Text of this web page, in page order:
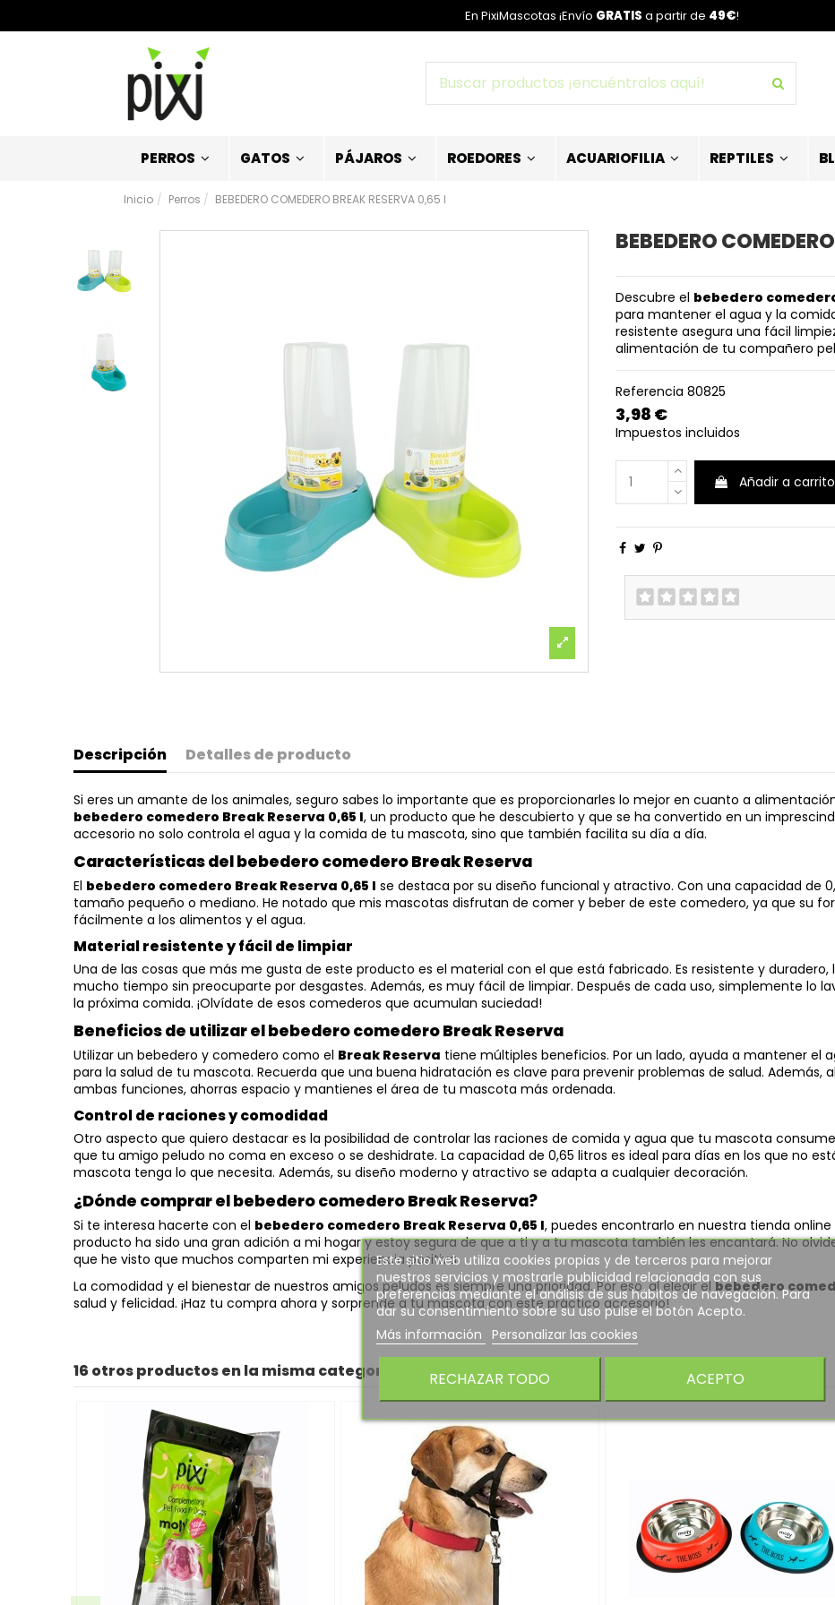
En PixiMascotas ¡Envío GRATIS a partir de 49€!
PERROS GATOS PÁJAROS ROEDORES ACUARIOFILIA REPTILES
Inicio Perros BEBEDERO COMEDERO BREAK RESERVA 0,65 l
BEBEDERO
Descubre el bebedero
para mantener el agua y la
resistente asegura una fácil
alimentación de tu compañero
Referencia 80825
3,98 €
Impuestos incluidos
Añadir a carrito
Descripción Detalles de producto
Si eres un amante de los animales, seguro sabes lo importante que es proporcionarles lo mejor en cuanto a
bebedero comedero Break Reserva 0,65 l, un producto que he descubierto y que se ha convertido en un
accesorio no solo controla el agua y la comida de tu mascota, sino que también facilita su día a día.
Características del bebedero comedero Break Reserva
El bebedero comedero Break Reserva 0,65 l se destaca por su diseño funcional y atractivo. Con una capacidad de
tamaño pequeño o mediano. He notado que mis mascotas disfrutan de comer y beber de este comedero, ya que su
fácilmente a los alimentos y el agua.
Material resistente y fácil de limpiar
Una de las cosas que más me gusta de este producto es el material con el que está fabricado. Es resistente y
mucho tiempo sin preocuparte por desgastes. Además, es muy fácil de limpiar. Después de cada uso, simplemente lo
la próxima comida. ¡Olvídate de esos comederos que acumulan suciedad!
Beneficios de utilizar el bebedero comedero Break Reserva
Utilizar un bebedero y comedero como el Break Reserva tiene múltiples beneficios. Por un lado, ayuda a mantener el
para la salud de tu mascota. Recuerda que una buena hidratación es clave para prevenir problemas de salud.
ambas funciones, ahorras espacio y mantienes el área de tu mascota más ordenada.
Control de raciones y comodidad
Otro aspecto que quiero destacar es la posibilidad de controlar las raciones de comida y agua que tu mascota
que tu amigo peludo no coma en exceso o se deshidrate. La capacidad de 0,65 litros es ideal para días en los que no
mascota tenga lo que necesita. Además, su diseño moderno y atractivo se adapta a cualquier decoración.
¿Dónde comprar el bebedero comedero Break Reserva?
Si te interesa hacerte con el bebedero comedero Break Reserva 0,65 l, puedes encontrarlo en nuestra tienda online
producto ha sido una gran adición a mi hogar y estoy segura de que a ti y a tu mascota también les encantará. No
que he visto que muchos comparten mi experiencia positiva.
La comodidad y el bienestar de nuestros amigos peludos es siempre una prioridad. Por eso, al elegir elbebedero
salud y felicidad. ¡Haz tu compra ahora y sorprende a tu mascota con este práctico accesorio!
16 otros productos en la misma categoría:
Este sitio web utiliza cookies propias y de terceros para mejorar
nuestros servicios y mostrarle publicidad relacionada con sus
preferencias mediante el análisis de sus hábitos de navegación. Para
dar su consentimiento sobre su uso pulse el botón Acepto.
Más información
Personalizar las cookies
RECHAZAR TODO ACEPTO